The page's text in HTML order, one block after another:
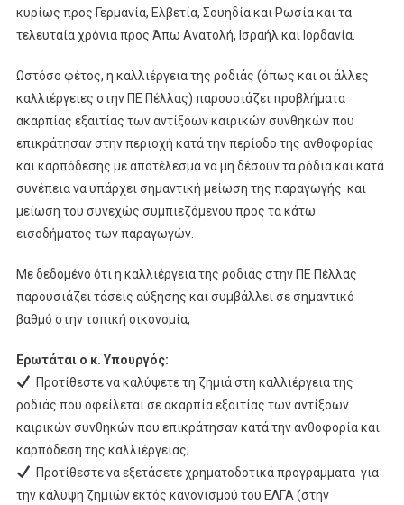
κυρίως προς Γερμανία, Ελβετία, Σουηδία και Ρωσία και τα
τελευταία χρόνια προς Άπω Ανατολή, Ισραήλ και Ιορδανία.
Ωστόσο φέτος, η καλλιέργεια της ροδιάς (όπως και οι άλλες
καλλιέργειες στην ΠΕ Πέλλας) παρουσιάζει προβλήματα
ακαρπίας εξαιτίας των αντίξοων καιρικών συνθηκών που
επικράτησαν στην περιοχή κατά την περίοδο της ανθοφορίας
και καρπόδεσης με αποτέλεσμα να μη δέσουν τα ρόδια και κατά
συνέπεια να υπάρχει σημαντική μείωση της παραγωγής και
μείωση του συνεχώς συμπιεζόμενου προς τα κάτω
εισοδήματος των παραγωγών.
Με δεδομένο ότι η καλλιέργεια της ροδιάς στην ΠΕ Πέλλας
παρουσιάζει τάσεις αύξησης και συμβάλλει σε σημαντικό
βαθμό στην τοπική οικονομία,
Ερωτάται ο κ. Υπουργός:
Προτίθεστε να καλύψετε τη ζημιά στη καλλιέργεια της
ροδιάς που οφείλεται σε ακαρπία εξαιτίας των αντίξοων
καιρικών συνθηκών που επικράτησαν κατά την ανθοφορία και
καρπόδεση της καλλιέργειας;
Προτίθεστε να εξετάσετε χρηματοδοτικά προγράμματα για
την κάλυψη ζημιών εκτός κανονισμού του ΕΛΓΑ (στην